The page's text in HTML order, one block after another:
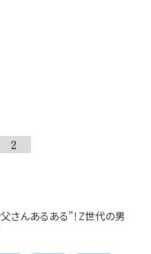
2
さんあるある”！Z世代の男